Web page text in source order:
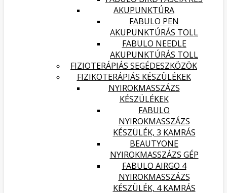
AKUPUNKTÚRA
FABULO PEN
AKUPUNKTÚRÁS TOLL
FABULO NEEDLE
AKUPUNKTÚRÁS TOLL
FIZIOTERÁPIÁS SEGÉDESZKÖZÖK
FIZIKOTERÁPIÁS KÉSZÜLÉKEK
NYIROKMASSZÁZS
KÉSZÜLÉKEK
FABULO
NYIROKMASSZÁZS
KÉSZÜLÉK, 3 KAMRÁS
BEAUTYONE
NYIROKMASSZÁZS GÉP
FABULO AIRGO 4
NYIROKMASSZÁZS
KÉSZÜLÉK, 4 KAMRÁS